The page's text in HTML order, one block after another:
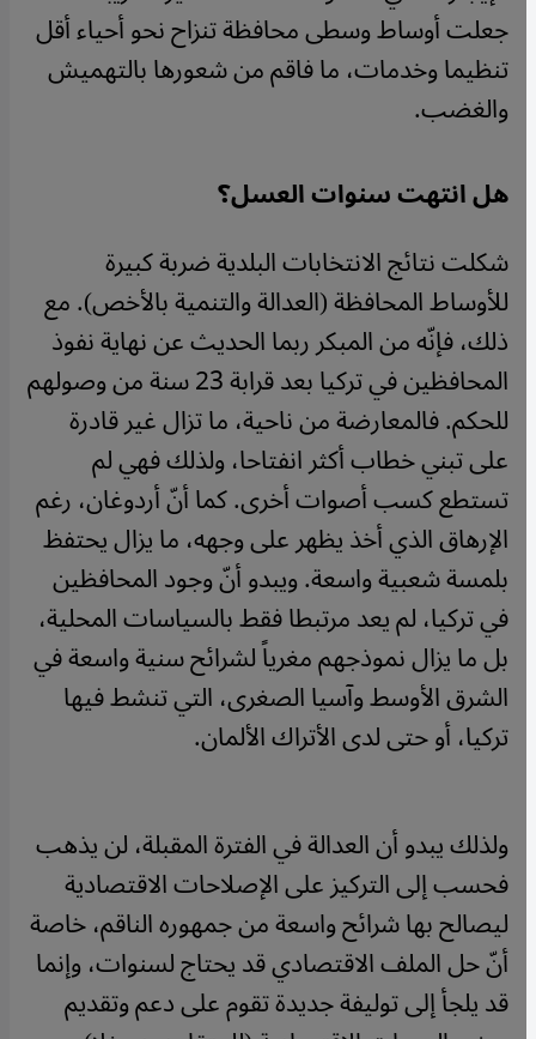
جعلت أوساط وسطى محافظة تنزاح نحو أحياء أقل
تنظيما وخدمات، ما فاقم من شعورها بالتهميش
والغضب.
هل انتهت سنوات العسل؟
شكلت نتائج الانتخابات البلدية ضربة كبيرة
للأوساط المحافظة (العدالة والتنمية بالأخص). مع
ذلك، فإنّه من المبكر ربما الحديث عن نهاية نفوذ
المحافظين في تركيا بعد قرابة 23 سنة من وصولهم
للحكم. فالمعارضة من ناحية، ما تزال غير قادرة
على تبني خطاب أكثر انفتاحا، ولذلك فهي لم
تستطع كسب أصوات أخرى. كما أنّ أردوغان، رغم
الإرهاق الذي أخذ يظهر على وجهه، ما يزال يحتفظ
بلمسة شعبية واسعة. ويبدو أنّ وجود المحافظين
في تركيا، لم يعد مرتبطا فقط بالسياسات المحلية،
بل ما يزال نموذجهم مغرياً لشرائح سنية واسعة في
الشرق الأوسط وآسيا الصغرى، التي تنشط فيها
تركيا، أو حتى لدى الأتراك الألمان.
ولذلك يبدو أن العدالة في الفترة المقبلة، لن يذهب
فحسب إلى التركيز على الإصلاحات الاقتصادية
ليصالح بها شرائح واسعة من جمهوره الناقم، خاصة
أنّ حل الملف الاقتصادي قد يحتاج لسنوات، وإنما
قد يلجأ إلى توليفة جديدة تقوم على دعم وتقديم